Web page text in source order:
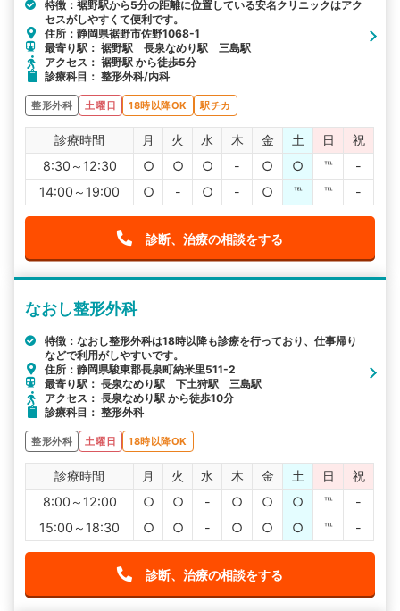
特徴：裾野駅から5分の距離に位置している安名クリニックはアク
セスがしやすくて便利です。
住所：静岡県裾野市佐野1068-1
最寄り駅： 裾野駅 長泉なめり駅 三島駅
アクセス： 裾野駅 から徒歩5分
診療科目： 整形外科/内科
整形外科 土曜日 18時以降OK 駅チカ
診療時間 月 火 水 木 金 土 日
祝
8:30～12:30
○ ○ ○ - ○ ○ ℡
-
14:00～19:00
○ - ○ - ○ ℡ ℡ -
診断、治療の相談をする
なおし整形外科
特徴：なおし整形外科は18時以降も診療を行っており、仕事帰り
などで利用がしやすいです。
住所：静岡県駿東郡長泉町納米里511-2
最寄り駅： 長泉なめり駅 下土狩駅 三島駅
アクセス： 長泉なめり駅 から徒歩10分
診療科目： 整形外科
整形外科 土曜日 18時以降OK
診療時間 月 火 水 木 金 土 日
祝
8:00～12:00
○ ○ - ○ ○ ○ ℡
-
15:00～18:30
○ ○ - ○ ○ ○ ℡ -
診断、治療の相談をする